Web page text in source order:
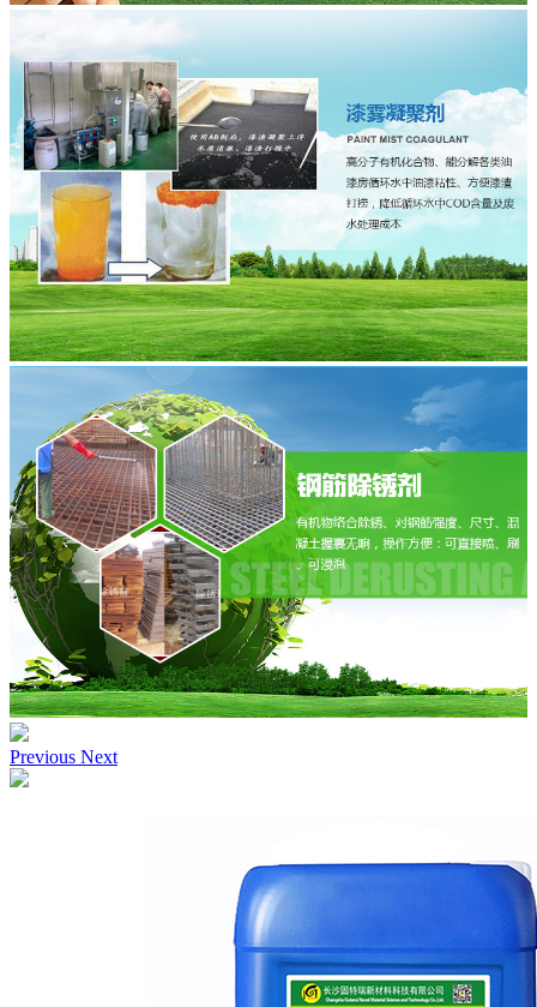
Previous Next